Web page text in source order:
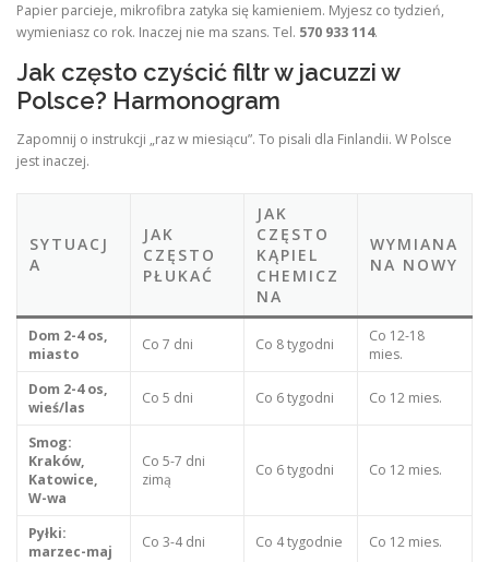
Papier parcieje, mikrofibra zatyka się kamieniem. Myjesz co tydzień,
wymieniasz co rok. Inaczej nie ma szans. Tel. 570 933 114.
Jak często czyścić filtr w jacuzzi w
Polsce? Harmonogram
Zapomnij o instrukcji „raz w miesiącu”. To pisali dla Finlandii. W Polsce
jest inaczej.
SYTUACJ
A
JAK
CZĘSTO
PŁUKAĆ
JAK
CZĘSTO
KĄPIEL
CHEMICZ
NA
WYMIANA
NA NOWY
Dom 2-4 os,
miasto
Co 7 dni Co 8 tygodni
Co 12-18
mies.
Dom 2-4 os,
wieś/las
Co 5 dni Co 6 tygodni Co 12 mies.
Smog:
Kraków,
Katowice,
W-wa
Co 5-7 dni
zimą
Co 6 tygodni Co 12 mies.
Pyłki:
marzec-maj
Co 3-4 dni Co 4 tygodnie Co 12 mies.